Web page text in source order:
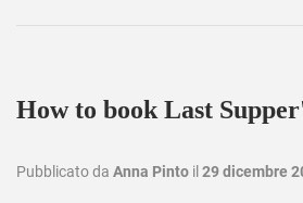
How to book Last
Pubblicato da Anna Pinto il 29 dicembre